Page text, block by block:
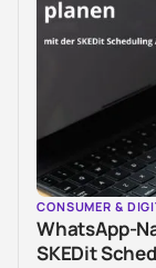
CONSUMER &
WhatsApp-
SKEDit